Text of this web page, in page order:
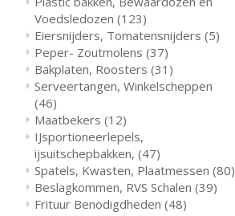
Voedsledozen (123)
Eiersnijders, Tomatensnijders (5)
Peper- Zoutmolens (37)
Bakplaten, Roosters (31)
Serveertangen, Winkelscheppen
(46)
Maatbekers (12)
IJsportioneerlepels,
ijsuitschepbakken, (47)
Spatels, Kwasten, Plaatmessen (80)
Beslagkommen, RVS Schalen (39)
Frituur Benodigdheden (48)